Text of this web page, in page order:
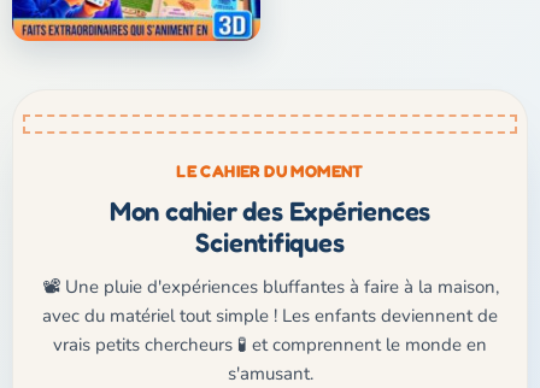
LE CAHIER DU MOMENT
Mon cahier des Expériences
Scientifiques
📽️ Une pluie d'expériences bluffantes à faire à la maison,
avec du matériel tout simple ! Les enfants deviennent de
vrais petits chercheurs 🧪 et comprennent le monde en
s'amusant.